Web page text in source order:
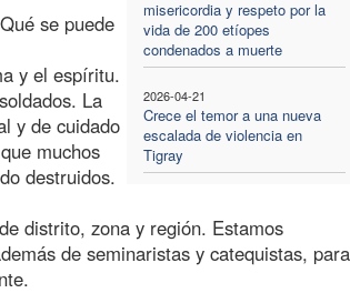
misericordia y respeto por la
vida de 200 etíopes
condenados a muerte
2026-04-21
Crece el temor a una nueva
escalada de violencia en
Tigray
se puede
y el espíritu.
La
y de cuidado
muchos
destruidos.
distrito, zona y región. Estamos
de seminaristas y catequistas, para